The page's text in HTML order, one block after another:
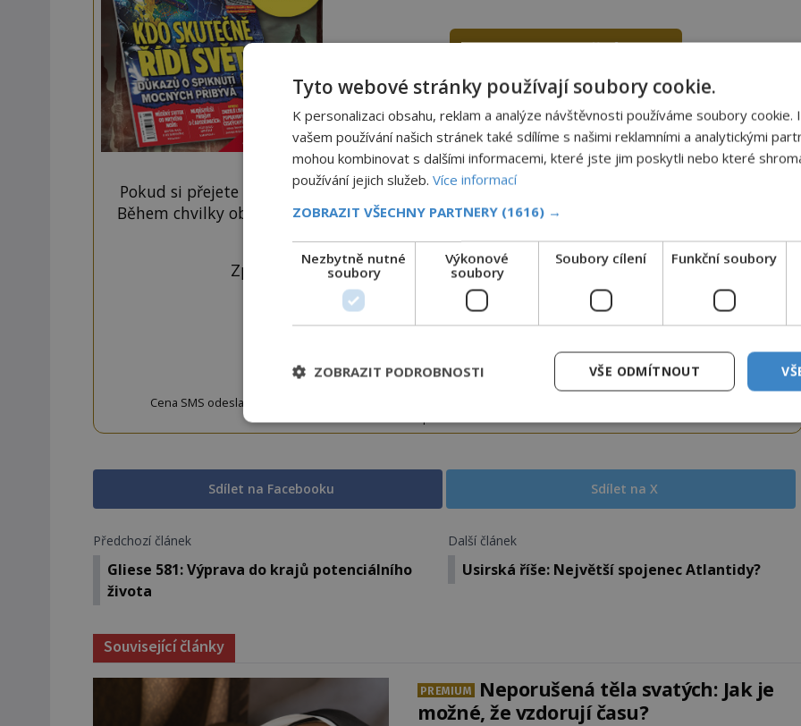
Pokud si přejete odemknout pouze tento článek, můžete tak učinit zasláním jediné SMS.
Během chvilky obdržíte číselný kód, který opíšete do následujícího okénka a kliknutím na
Zprávu ve tvaru "CTU CLANEK" odešlete na číslo903 33 20
Cena SMS odeslané na číslo 9033320 je 20 Kč vč. DPH. Službu technicky zajišťuje Airtoy a.s. Infolinka: 602 777 555,
Sdílet na Facebooku Sdílet na X
Předchozí článek
Gliese 581: Výprava do krajů potenciálního
života
Další článek
Usirská říše: Největší spojenec Atlantidy?
Související články
PREMIUM
Neporušená těla svatých: Jak je
možné, že vzdorují času?
Tyto webové stránky používají soubory cookie.
K personalizaci obsahu, reklam a analýze návštěvnosti používáme soubory cookie.
vašem používání našich stránek také sdílíme s našimi reklamními a analytickými
mohou kombinovat s dalšími informacemi, které jste jim poskytli nebo které
používání jejich služeb. Více informací
ZOBRAZIT VŠECHNY PARTNERY (1616) →
Nezbytně nutné
soubory
Výkonové
soubory
Soubory cílení Funkční soubory
VŠE ODMÍTNOUT
ZOBRAZIT PODROBNOSTI